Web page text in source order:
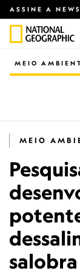
ASSINE A
MEIO
MEIO
salobra